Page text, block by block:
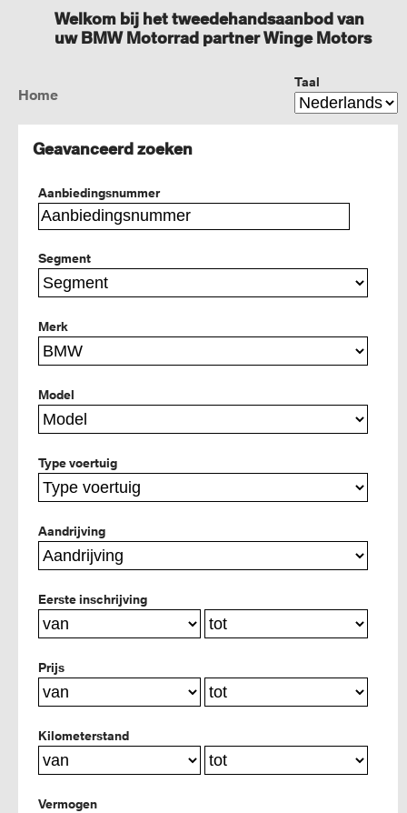
Welkom bij het tweedehandsaanbod van
uw BMW Motorrad partner Winge Motors
Home
Taal
Geavanceerd zoeken
Aanbiedingsnummer
Segment
Merk
Model
Type voertuig
Aandrijving
Eerste inschrijving
Prijs
Kilometerstand
Vermogen